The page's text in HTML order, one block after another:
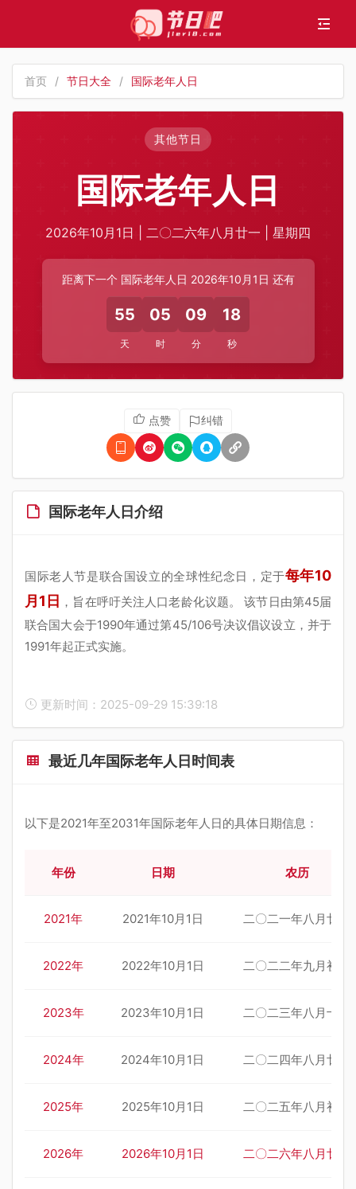
首页 / 节日大全 / 国际老年人日
其他节日
国际老年人日
2026年10月1日 | 二〇二六年八月廿一 | 星期四
距离下一个 国际老年人日 2026年10月1日 还有
55
天
05
时
09
分
18
秒
点赞 纠错
国际老年人日介绍
国际老人节是联合国设立的全球性纪念日，定于每年10
月1日 ，旨在呼吁关注人口老龄化议题。 该节日由第45届
联合国大会于1990年通过第45/106号决议倡议设立，并于
1991年起正式实施。
更新时间：2025-09-29 15:39:18
最近几年国际老年人日时间表
以下是2021年至2031年国际老年人日的具体日期信息：
年份 日期 农历
2021年 2021年10月1日 二〇二一年八月廿五
2022年 2022年10月1日 二〇二二年九月初六
2023年 2023年10月1日 二〇二三年八月十七
2024年 2024年10月1日 二〇二四年八月廿九
2025年 2025年10月1日 二〇二五年八月初十
2026年 2026年10月1日 二〇二六年八月廿一